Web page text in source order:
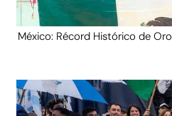
México: Récord Histórico de